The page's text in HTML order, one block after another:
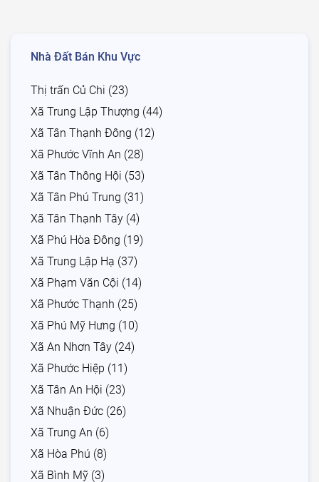
Nhà Đất Bán Khu Vực
Thị trấn Củ Chi (23)
Xã Trung Lập Thượng (44)
Xã Tân Thạnh Đông (12)
Xã Phước Vĩnh An (28)
Xã Tân Thông Hội (53)
Xã Tân Phú Trung (31)
Xã Tân Thạnh Tây (4)
Xã Phú Hòa Đông (19)
Xã Trung Lập Hạ (37)
Xã Phạm Văn Cội (14)
Xã Phước Thạnh (25)
Xã Phú Mỹ Hưng (10)
Xã An Nhơn Tây (24)
Xã Phước Hiệp (11)
Xã Tân An Hội (23)
Xã Nhuận Đức (26)
Xã Trung An (6)
Xã Hòa Phú (8)
Xã Bình Mỹ (3)